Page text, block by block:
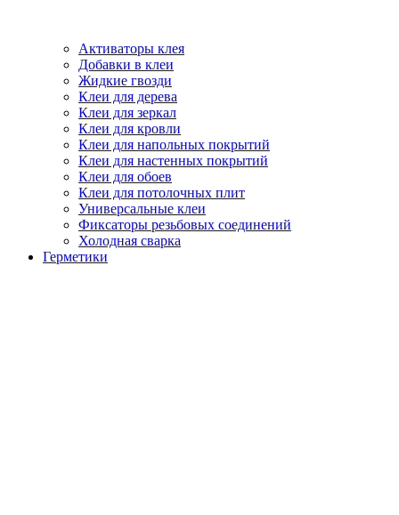
Активаторы клея
Добавки в клеи
Жидкие гвозди
Клеи для дерева
Клеи для зеркал
Клеи для кровли
Клеи для напольных покрытий
Клеи для настенных покрытий
Клеи для обоев
Клеи для потолочных плит
Универсальные клеи
Фиксаторы резьбовых соединений
Холодная сварка
Герметики